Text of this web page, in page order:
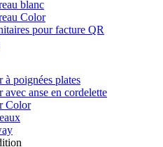
blanc
Color
pour facture QR
à poignées plates
avec anse en cordelette
Color